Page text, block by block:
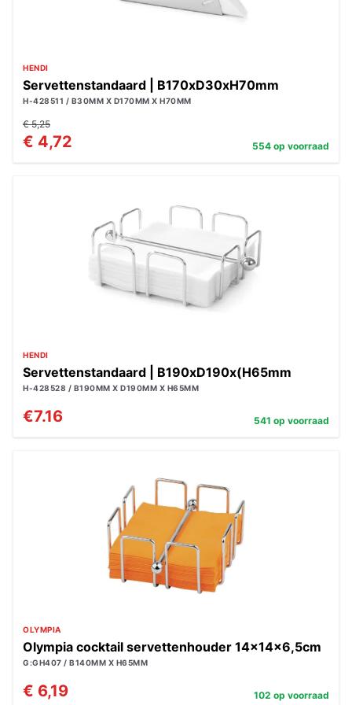
HENDI
Servettenstandaard | B170xD30xH70mm
H-428511 / B30MM X D170MM X H70MM
€ 5,25
€ 4,72 554 op voorraad
HENDI
Servettenstandaard | B190xD190x(H65mm
H-428528 / B190MM X D190MM X H65MM
€7.16 541 op voorraad
OLYMPIA
Olympia cocktail servettenhouder 14x14x6,5cm
G:GH407 / B140MM X H65MM
€ 6,19 102 op voorraad